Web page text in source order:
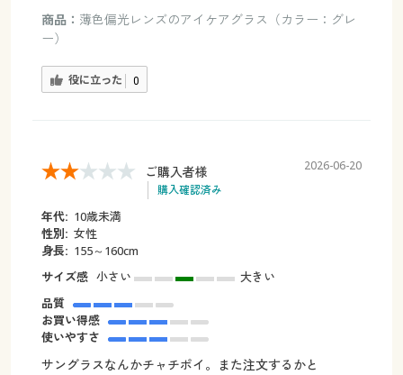
商品： 薄色偏光レンズのアイケアグラス（カラー：グレ
ー）
役に立った 0
ご購入者様
購入確認済み
2026-06-20
年代: 10歳未満
性別: 女性
身長: 155～160cm
サイズ感 小さい
大きい
品質
お買い得感
使いやすさ
サングラスなんかチャチポイ。また注文するかと